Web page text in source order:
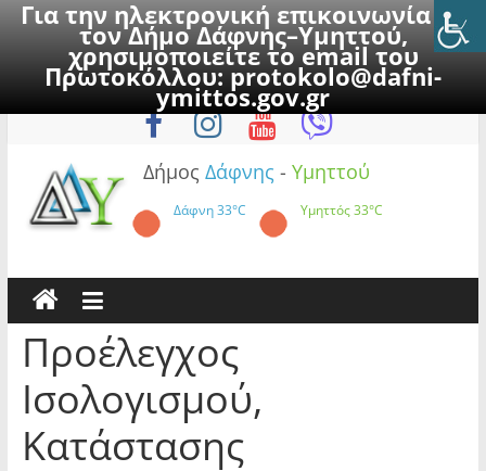
Για την ηλεκτρονική επικοινωνία με
τον Δήμο Δάφνης–Υμηττού,
χρησιμοποιείτε το email του
Πρωτοκόλλου:protokolo@dafni-
ymittos.gov.gr
to
Σάββατο, 8 Αυγούστου 2026
Δήμος Δάφνης - Υμηττού
Δάφνη33°C Υμηττός33°C
Προέλεγχος
Ισολογισμού,
Κατάστασης